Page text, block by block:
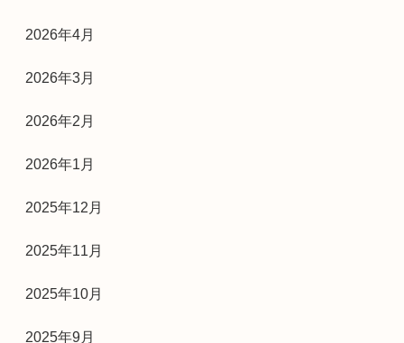
2026年4月
2026年3月
2026年2月
2026年1月
2025年12月
2025年11月
2025年10月
2025年9月